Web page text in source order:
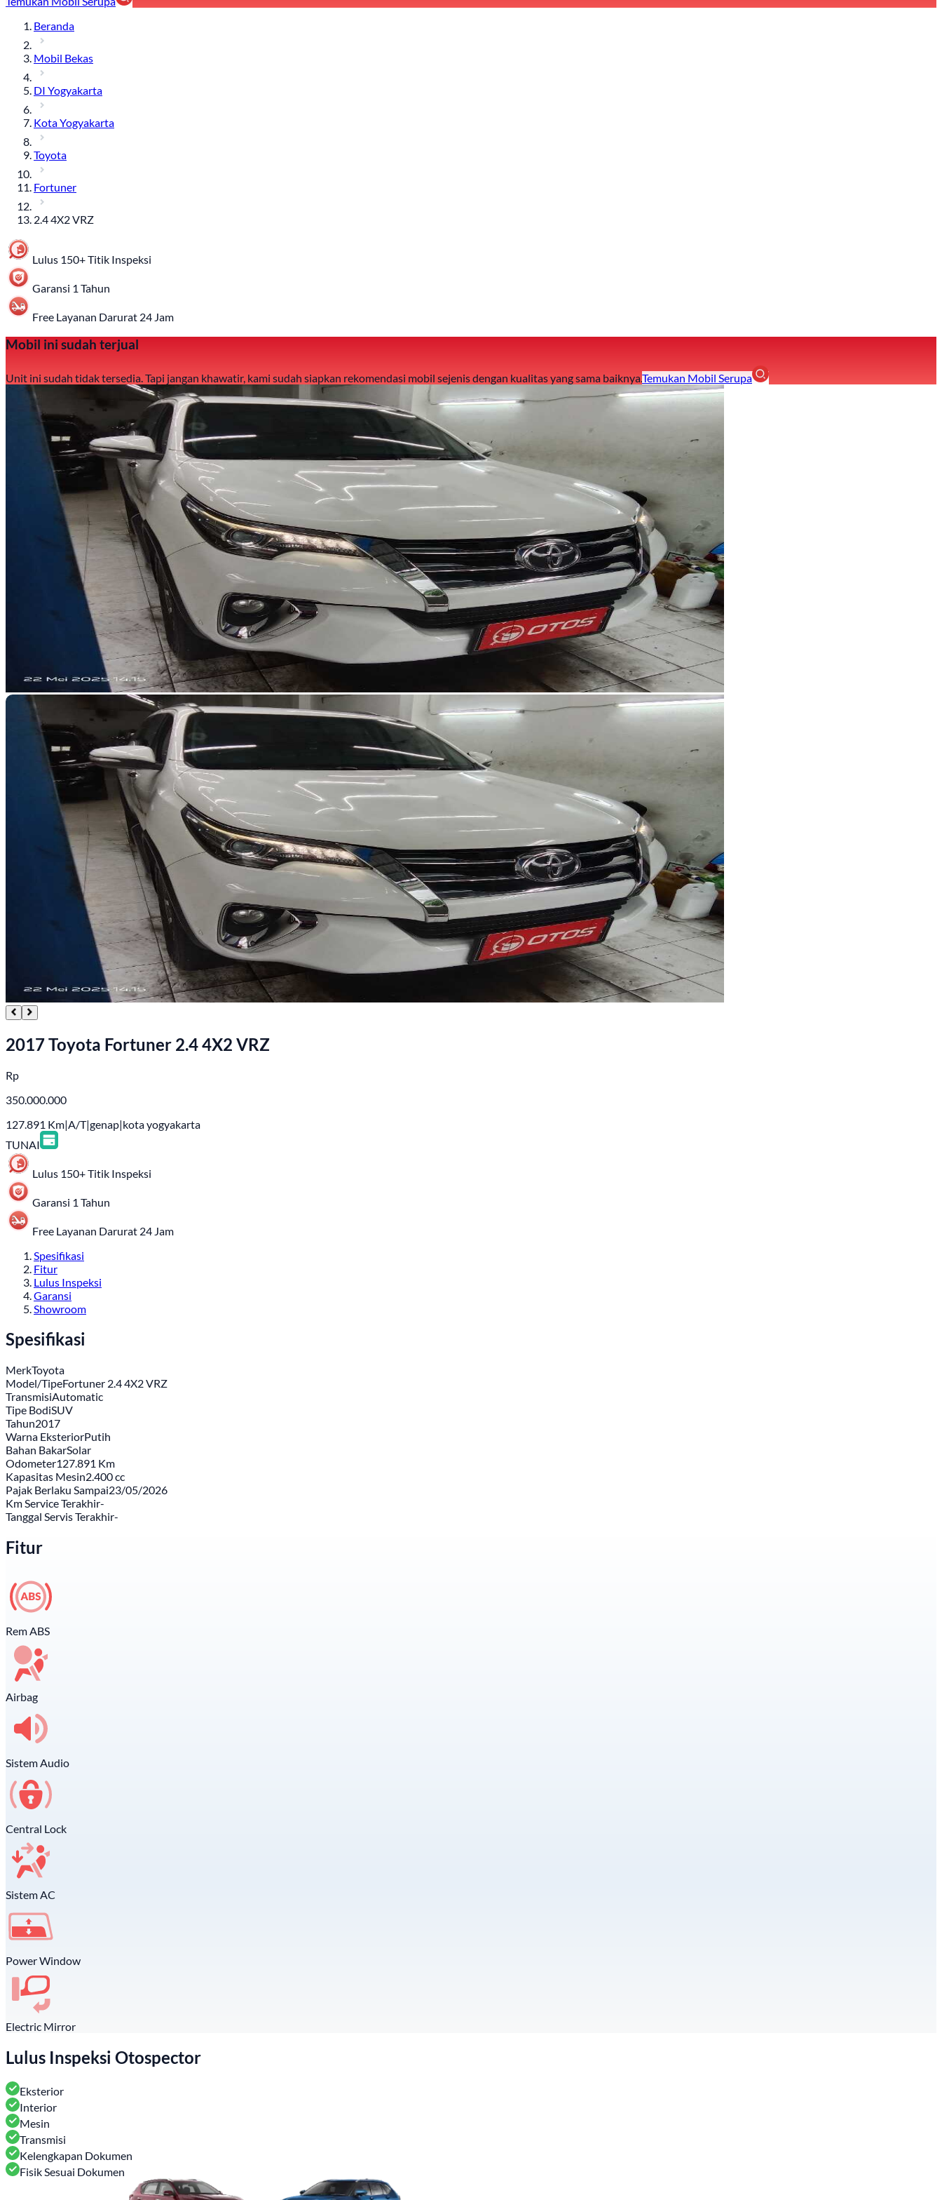
Beranda
Mobil Bekas
DI Yogyakarta
Kota Yogyakarta
Toyota
Fortuner
2.4 4X2 VRZ
Lulus 150+ Titik Inspeksi
Garansi 1 Tahun
Free Layanan Darurat 24 Jam
Mobil ini sudah terjual
Unit ini sudah tidak tersedia. Tapi jangan khawatir, kami sudah siapkan rekomendasi mobil sejenis dengan kualitas yang sama baiknya.Temukan Mobil Serupa
2017 Toyota Fortuner 2.4 4X2 VRZ
Rp
350.000.000
127.891 Km|A/T|genap|kota yogyakarta
TUNAI
Lulus 150+ Titik Inspeksi
Garansi 1 Tahun
Free Layanan Darurat 24 Jam
Spesifikasi
Fitur
Lulus Inspeksi
Garansi
Showroom
Spesifikasi
MerkToyota
Model/TipeFortuner 2.4 4X2 VRZ
TransmisiAutomatic
Tipe BodiSUV
Tahun2017
Warna EksteriorPutih
Bahan BakarSolar
Odometer127.891 Km
Kapasitas Mesin2.400 cc
Pajak Berlaku Sampai23/05/2026
Km Service Terakhir-
Tanggal Servis Terakhir-
Fitur
Rem ABS
Airbag
Sistem Audio
Central Lock
Sistem AC
Power Window
Electric Mirror
Lulus Inspeksi Otospector
Eksterior
Interior
Mesin
Transmisi
Kelengkapan Dokumen
Fisik Sesuai Dokumen